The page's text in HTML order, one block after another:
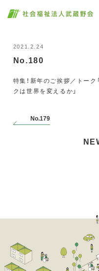
2021.2.24
No.180
特集！新年のご挨拶／トー
クは世界を変えるか」
No.179